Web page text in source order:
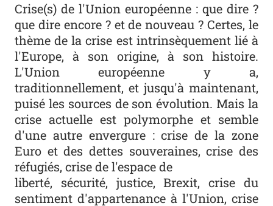
Crise(s) de l'Union européenne : que dire ?
que dire encore ? et de nouveau ? Certes, le
thème de la crise est intrinsèquement lié à
l'Europe, à son origine, à son histoire.
L'Union européenne y a,
traditionnellement, et jusqu'à maintenant,
puisé les sources de son évolution. Mais la
crise actuelle est polymorphe et semble
d'une autre envergure : crise de la zone
Euro et des dettes souveraines, crise des
réfugiés, crise de l'espace de
liberté, sécurité, justice, Brexit, crise du
sentiment d'appartenance à l'Union, crise